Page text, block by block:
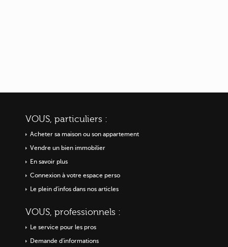
VOUS, particuliers :
Acheter sa maison ou son appartement
Vendre un bien immobilier
En savoir plus
Connexion à votre espace perso
Le plein d'infos dans nos articles
VOUS, professionnels :
Le service pour les pros
Demande d'informations